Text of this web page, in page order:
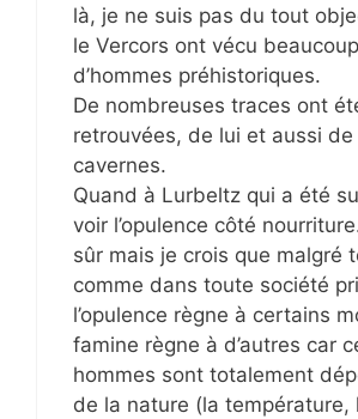
là, je ne suis pas du tout
le Vercors ont vécu beaucoup
d’hommes préhistoriques.
De nombreuses traces ont
retrouvées, de lui et aussi de
cavernes.
Quand à Lurbeltz qui a été
voir l’opulence côté
sûr mais je crois que malgré
comme dans toute société
l’opulence règne à certains
famine règne à d’autres car
hommes sont totalement
de la nature (la température,